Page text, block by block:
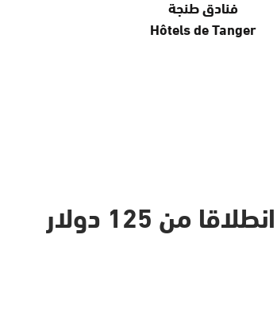
فنادق طنجة
Hôtels de Tanger